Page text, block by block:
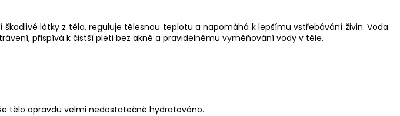
látky z těla, reguluje tělesnou teplotu a napomáhá k lepšímu vstřebávání živin. Voda
přispívá k čistší pleti bez akné a pravidelnému vyměňování vody v těle.
tělo opravdu velmi nedostatečně hydratováno.
Následující